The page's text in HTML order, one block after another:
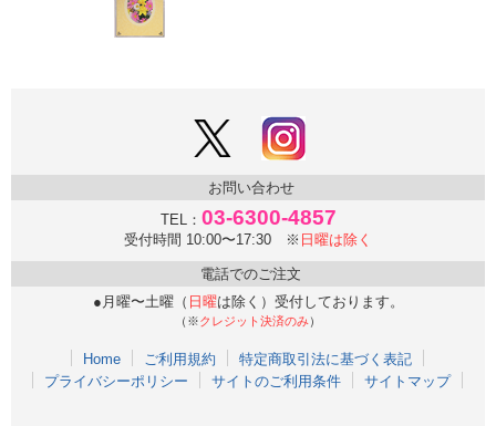
お問い合わせ
TEL： 03-6300-4857
受付時間 10:00〜17:30 ※ 日曜は除く
電話でのご注文
●月曜〜土曜（ 日曜は除く）受付しております。
（※クレジット決済のみ）
Home ご利用規約
特定商取引法に基づく表記
プライバシーポリシー
サイトのご利用条件 サイトマップ